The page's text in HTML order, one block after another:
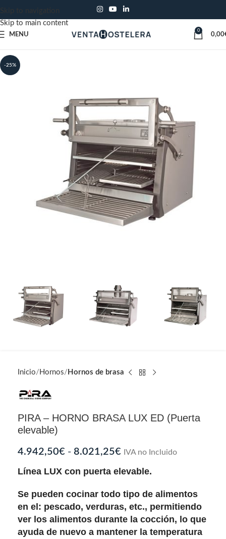
Skip to navigation
Skip to main content
MENU
0
0,00
-25%
Inicio Hornos Hornos de brasa
PIRA – HORNO BRASA LUX ED (Puerta
elevable)
4.942,50€ - 8.021,25€ IVA no Incluido
Línea LUX con puerta elevable.
Se pueden cocinar todo tipo de alimentos
en el: pescado, verduras, etc., permitiendo
ver los alimentos durante la cocción, lo que
ayuda de nuevo a mantener la temperatura